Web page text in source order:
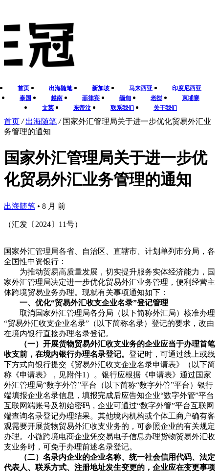
首页 出海随笔 新加坡 马来西亚
印度尼西亚
泰国
越南 菲律宾 缅甸 老挝
柬埔寨
文莱
东帝汶 联系我们 关于我们
首页 / 出海随笔 / 国家外汇管理局关于进一步优化贸易外汇业
务管理的通知
国家外汇管理局关于进一步优
化贸易外汇业务管理的通知
出海随笔 • 8 月 前
（汇发〔2024〕11号）
国家外汇管理局各省、自治区、直辖市、计划单列市分局，各
全国性中资银行：
为推动贸易高质量发展，切实提升服务实体经济能力，国
家外汇管理局决定进一步优化贸易外汇业务管理，便利经营主
体跨境贸易业务办理。现就有关事项通知如下：
一、优化“贸易外汇收支企业名录”登记管理
取消国家外汇管理局各分局（以下简称外汇局）核准办理
“贸易外汇收支企业名录”（以下简称名录）登记的要求，改由
在境内银行直接办理名录登记。
（一）开展货物贸易外汇收支业务的企业应当于办理首笔
收支前，在境内银行办理名录登记。 登记时，可通过线上或线
下方式向银行提交《贸易外汇收支企业名录申请表》（以下简
称《申请表》，见附件1）。银行应根据《申请表》通过国家
外汇管理局“数字外管”平台（以下简称“数字外管”平台）银行
端填报企业名录信息，填报完成后应告知企业“数字外管”平台
互联网端账号及初始密码，企业可通过“数字外管”平台互联网
端查询名录登记办理结果。其他境内机构或个体工商户确有客
观需要开展货物贸易外汇收支业务的，可参照企业的有关规定
办理。小微跨境电商企业凭交易电子信息办理货物贸易外汇收
支业务时，可免于办理前述名录登记。
（二）名录内企业的企业名称、统一社会信用代码、法定
代表人、联系方式、注册地址发生变更的，企业应在变更事项